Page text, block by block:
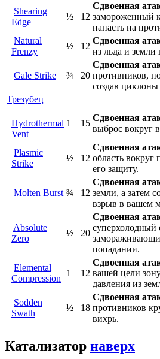
Shearing
Edge
½ 12
Сдвоенная
замороженный
напасть на
Natural
Frenzy
½ 12
Сдвоенная
из льда и
Gale Strike ¾ 20
Сдвоенная
противников,
создав
Трезубец
Hydrothermal
Vent
1 15
Сдвоенная
выброс вокруг
Plasmic
Strike
½ 12
Сдвоенная
область вокруг
его защиту.
Molten Burst ¾ 12
Сдвоенная
земли, а затем
взрыв в вашем
Absolute
Zero
½ 20
Сдвоенная
суперхолодный
попадании.
Elemental
Compression
1 12
Сдвоенная
вашей цели
давления из
Sodden
Swath
½ 18
Сдвоенная
противников
вихрь.
Катализатор наверх